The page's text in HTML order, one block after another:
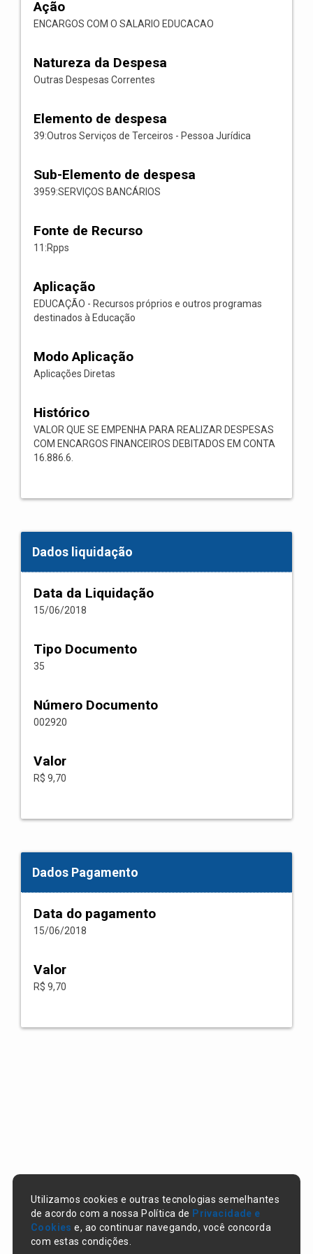
Ação
ENCARGOS COM O SALARIO EDUCACAO
Natureza da Despesa
Outras Despesas Correntes
Elemento de despesa
39:Outros Serviços de Terceiros - Pessoa Jurídica
Sub-Elemento de despesa
3959:SERVIÇOS BANCÁRIOS
Fonte de Recurso
11:Rpps
Aplicação
EDUCAÇÃO - Recursos próprios e outros programas
destinados à Educação
Modo Aplicação
Aplicações Diretas
Histórico
VALOR QUE SE EMPENHA PARA REALIZAR DESPESAS
COM ENCARGOS FINANCEIROS DEBITADOS EM CONTA
16.886.6.
Dados liquidação
Data da Liquidação
15/06/2018
Tipo Documento
35
Número Documento
002920
Valor
R$ 9,70
Dados Pagamento
Data do pagamento
15/06/2018
Valor
R$ 9,70
Utilizamos cookies e outras tecnologias semelhantes
de acordo com a nossa Política de Privacidade e
Cookies e, ao continuar navegando, você concorda
com estas condições.